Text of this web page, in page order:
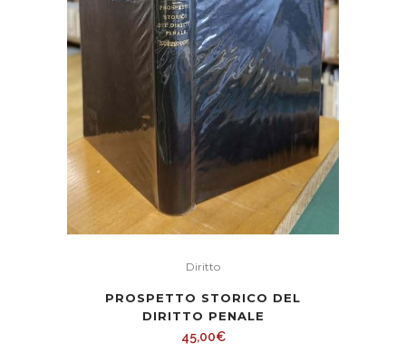
Diritto
PROSPETTO STORICO DEL
DIRITTO PENALE
45,00€